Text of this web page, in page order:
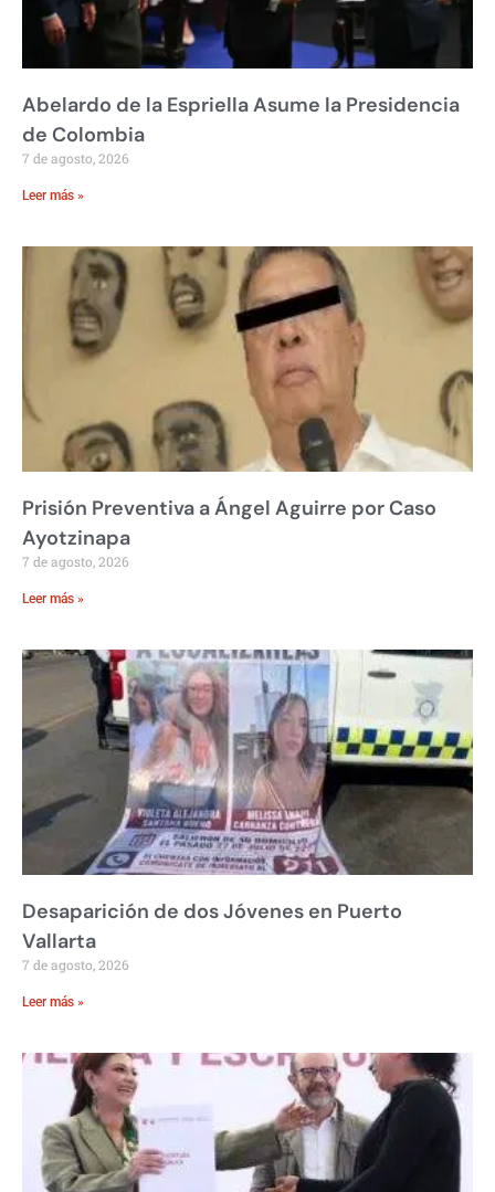
Abelardo de la Espriella Asume la Presidencia
de Colombia
7 de agosto, 2026
Leer más »
Prisión Preventiva a Ángel Aguirre por Caso
Ayotzinapa
7 de agosto, 2026
Leer más »
Desaparición de dos Jóvenes en Puerto
Vallarta
7 de agosto, 2026
Leer más »